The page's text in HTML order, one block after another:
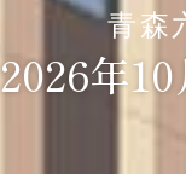
2026年